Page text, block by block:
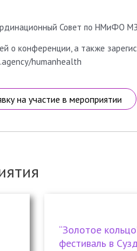
Совет по НМиФО
о конференции, а также
humanhealth
на участие в мероприятии
“Золотое
фестиваль в